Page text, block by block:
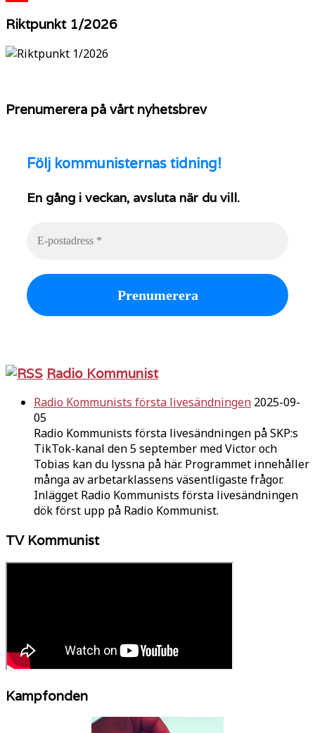
Riktpunkt 1/2026
Prenumerera på vårt nyhetsbrev
Följ kommunisternas tidning!
En gång i veckan, avsluta när du vill.
Radio Kommunist
Radio Kommunists första livesändningen 2025-09-
05
Radio Kommunists första livesändningen på SKP:s
TikTok-kanal den 5 september med Victor och
Tobias kan du lyssna på här. Programmet innehåller
många av arbetarklassens väsentligaste frågor.
Inlägget Radio Kommunists första livesändningen
dök först upp på Radio Kommunist.
TV Kommunist
Kampfonden